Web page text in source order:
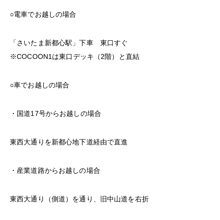
○電車でお越しの場合
「さいたま新都心駅」下車 東口すぐ
※COCOON1は東口デッキ（2階）と直結
○車でお越しの場合
・国道17号からお越しの場合
東西大通りを新都心地下道経由で直進
・産業道路からお越しの場合
東西大通り（側道）を通り、旧中山道を右折